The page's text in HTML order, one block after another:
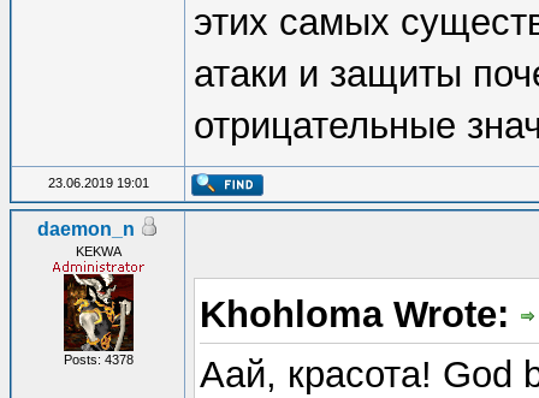
этих самых
атаки и защиты
отрицательные
23.06.2019 19:01
daemon_n
KEKWA
Posts: 4378
Khohloma Wrote:
Аай, красота! God